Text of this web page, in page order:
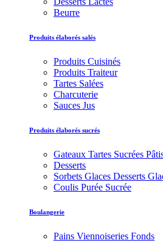
Beurre
Produits élaborés salés
Produits Cuisinés
Produits Traiteur
Tartes Salées
Charcuterie
Sauces Jus
Produits élaborés sucrés
Gateaux Tartes Sucrées
Desserts
Sorbets Glaces Desserts
Coulis Purée Sucrée
Boulangerie
Pains Viennoiseries Fonds